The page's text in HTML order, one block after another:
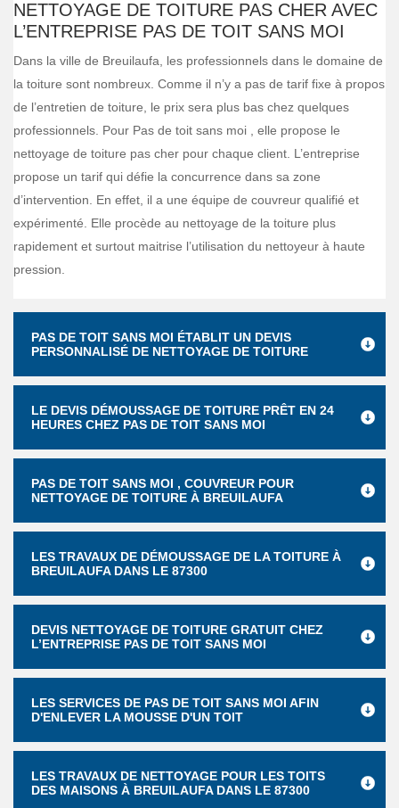
NETTOYAGE DE TOITURE PAS CHER AVEC
L’ENTREPRISE PAS DE TOIT SANS MOI
Dans la ville de Breuilaufa, les professionnels dans le domaine de
la toiture sont nombreux. Comme il n’y a pas de tarif fixe à propos
de l’entretien de toiture, le prix sera plus bas chez quelques
professionnels. Pour Pas de toit sans moi , elle propose le
nettoyage de toiture pas cher pour chaque client. L’entreprise
propose un tarif qui défie la concurrence dans sa zone
d’intervention. En effet, il a une équipe de couvreur qualifié et
expérimenté. Elle procède au nettoyage de la toiture plus
rapidement et surtout maitrise l’utilisation du nettoyeur à haute
pression.
PAS DE TOIT SANS MOI ÉTABLIT UN DEVIS
PERSONNALISÉ DE NETTOYAGE DE TOITURE
LE DEVIS DÉMOUSSAGE DE TOITURE PRÊT EN 24
HEURES CHEZ PAS DE TOIT SANS MOI
PAS DE TOIT SANS MOI , COUVREUR POUR
NETTOYAGE DE TOITURE À BREUILAUFA
LES TRAVAUX DE DÉMOUSSAGE DE LA TOITURE À
BREUILAUFA DANS LE 87300
DEVIS NETTOYAGE DE TOITURE GRATUIT CHEZ
L’ENTREPRISE PAS DE TOIT SANS MOI
LES SERVICES DE PAS DE TOIT SANS MOI AFIN
D'ENLEVER LA MOUSSE D'UN TOIT
LES TRAVAUX DE NETTOYAGE POUR LES TOITS
DES MAISONS À BREUILAUFA DANS LE 87300